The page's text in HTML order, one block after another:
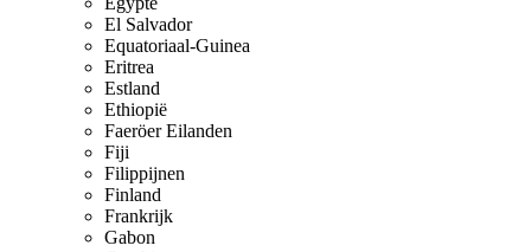
El Salvador
Equatoriaal-Guinea
Eritrea
Estland
Ethiopië
Faeröer Eilanden
Fiji
Filippijnen
Finland
Frankrijk
Gabon